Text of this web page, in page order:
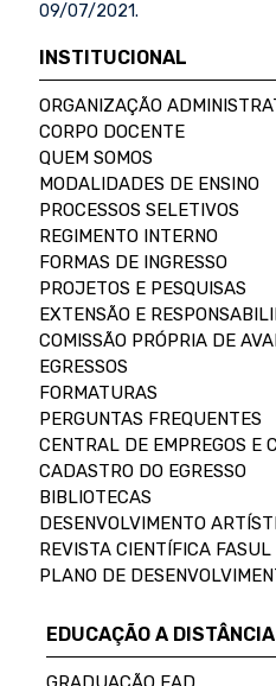
09/07/2021.
INSTITUCIONAL
ORGANIZAÇÃO
CORPO DOCENTE
QUEM SOMOS
MODALIDADES DE ENSINO
PROCESSOS SELETIVOS
REGIMENTO INTERNO
FORMAS DE INGRESSO
PROJETOS E PESQUISAS
EXTENSÃO E
COMISSÃO PRÓPRIA DE
EGRESSOS
FORMATURAS
PERGUNTAS FREQUENTES
CENTRAL DE EMPREGOS E
CADASTRO DO EGRESSO
BIBLIOTECAS
DESENVOLVIMENTO
REVISTA CIENTÍFICA FASUL
PLANO DE
EDUCAÇÃO A DISTÂNCIA